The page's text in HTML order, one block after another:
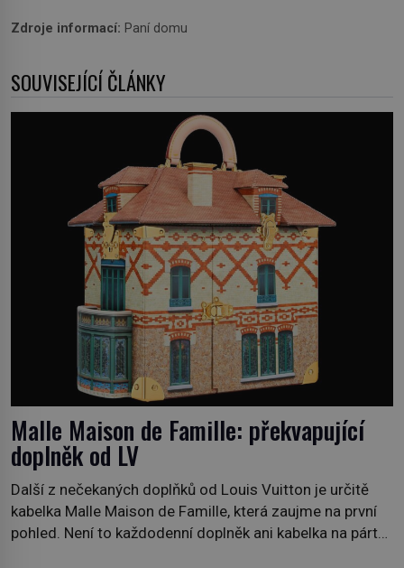
Zdroje informací: Paní domu
SOUVISEJÍCÍ ČLÁNKY
Malle Maison de Famille: překvapující
doplněk od LV
Další z nečekaných doplňků od Louis Vuitton je určitě
kabelka Malle Maison de Famille, která zaujme na první
pohled. Není to každodenní doplněk ani kabelka na párty,